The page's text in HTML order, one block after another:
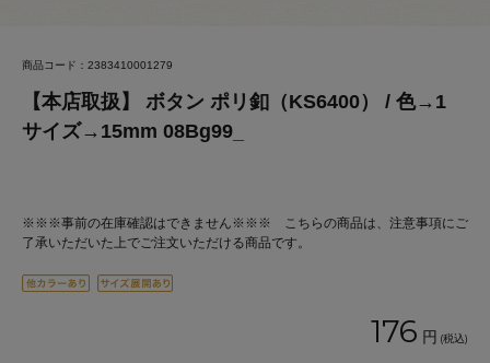
商品コード：2383410001279
【本店取扱】 ボタン ポリ釦（KS6400） / 色→1
サイズ→15mm 08Bg99_
※※※事前の在庫確認はできません※※※ こちらの商品は、注意事項にご
了承いただいた上でご注文いただける商品です。
176 円 (税込)